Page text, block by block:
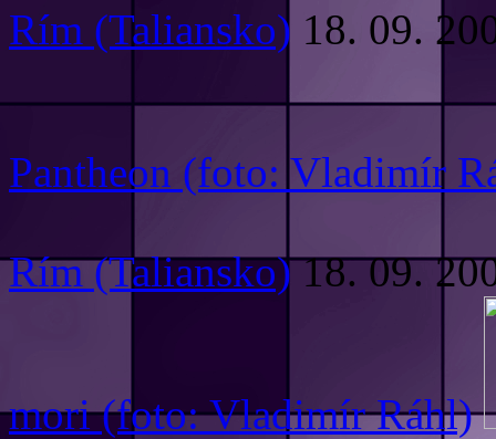
Rím (Taliansko) 18. 09.
Pantheon (foto: Vladimír
Rím (Taliansko) 18. 09.
mori (foto: Vladimír Ráhl)